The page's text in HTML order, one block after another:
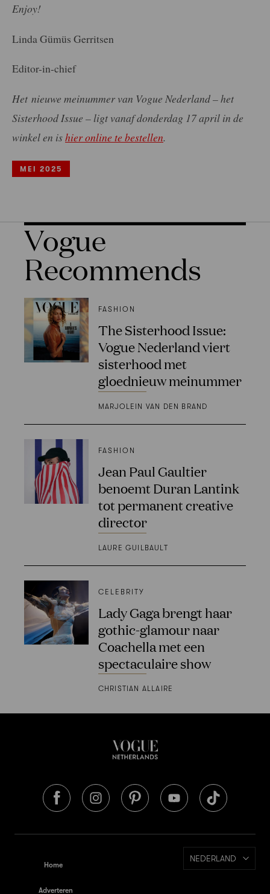
Enjoy!
Linda Gümüs Gerritsen
Editor-in-chief
Het nieuwe meinummer van Vogue Nederland – het
Sisterhood Issue – ligt vanaf donderdag 17 april in de
winkel en ishier online te bestellen.
MEI 2025
Vogue
Recommends
FASHION
The Sisterhood Issue:
Vogue Nederland viert
sisterhood met
gloednieuw meinummer
MARJOLEIN VAN DEN BRAND
FASHION
Jean Paul Gaultier
benoemt Duran Lantink
tot permanent creative
director
LAURE GUILBAULT
CELEBRITY
Lady Gaga brengt haar
gothic-glamour naar
Coachella met een
spectaculaire show
CHRISTIAN ALLAIRE
Home
Adverteren
NEDERLAND